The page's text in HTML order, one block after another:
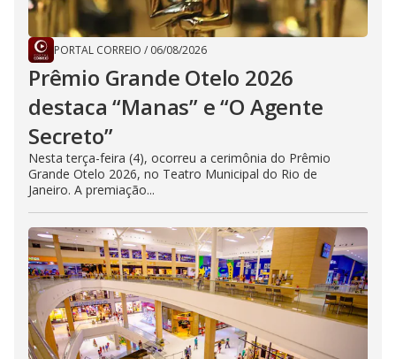
PORTAL CORREIO / 06/08/2026
Prêmio Grande Otelo 2026
destaca “Manas” e “O Agente
Secreto”
Nesta terça-feira (4), ocorreu a cerimônia do Prêmio
Grande Otelo 2026, no Teatro Municipal do Rio de
Janeiro. A premiação...